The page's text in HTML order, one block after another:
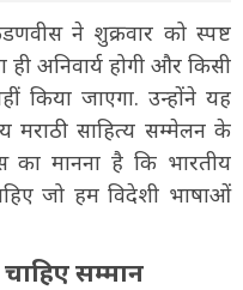
ने शुक्रवार को स्पष्ट
अनिवार्य होगी और किसी
किया जाएगा. उन्होंने यह
मराठी साहित्य सम्मेलन के
का मानना है कि भारतीय
जो हम विदेशी भाषाओं
सम्मान